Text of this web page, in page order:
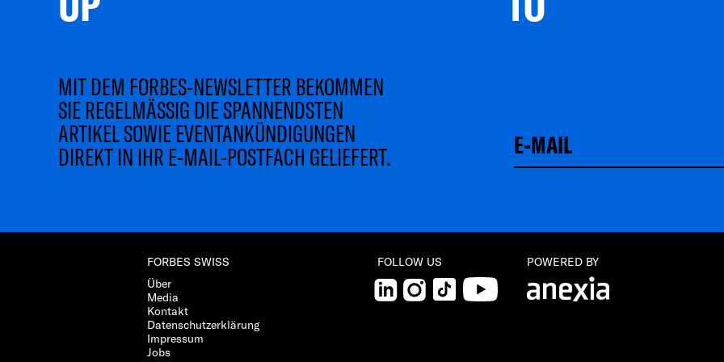
MIT DEM FORBES-NEWSLETTER BEKOMMEN
SIE REGELMÄSSIG DIE SPANNENDSTEN
ARTIKEL SOWIE EVENTANKÜNDIGUNGEN
DIREKT IN IHR E-MAIL-POSTFACH GELIEFERT.
FORBES SWISS
Über
Media
Kontakt
Datenschutzerklärung
Impressum
Jobs
FOLLOW US
LinkedInInstagram
TikTok YouTube
POWERED BY